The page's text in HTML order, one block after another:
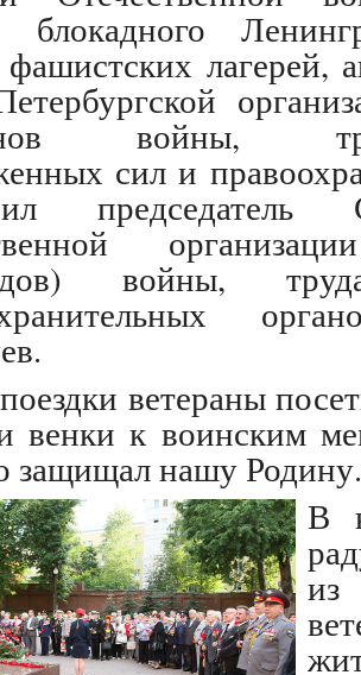
блокадного
лагерей,
войны,
сил и
председатель
войны,
ветераны
венки к воинским
защищал нашу
В
из